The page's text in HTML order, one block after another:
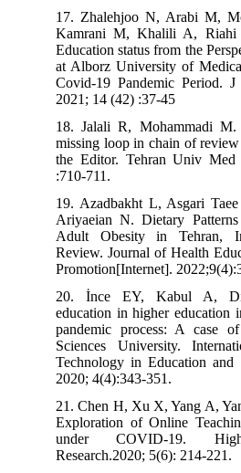
17. Zhalehjoo N, Arabi M,
Kamrani M, Khalili A,
Education status from the
at Alborz University of
Covid-19 Pandemic Period.
2021; 14 (42) :37-45
18. Jalali R, Mohammadi
missing loop in chain of
the Editor. Tehran Univ
:710-711.
19. Azadbakht L, Asgari
Ariyaeian N. Dietary
Adult Obesity in Tehran,
Review. Journal of Health
Promotion[Internet].
20. İnce EY, Kabul A,
education in higher
pandemic process: A case
Sciences University.
Technology in Education
2020; 4(4):343-351.
21. Chen H, Xu X, Yang A,
Exploration of Online
under COVID-19.
Research.2020; 5(6): 214-221.